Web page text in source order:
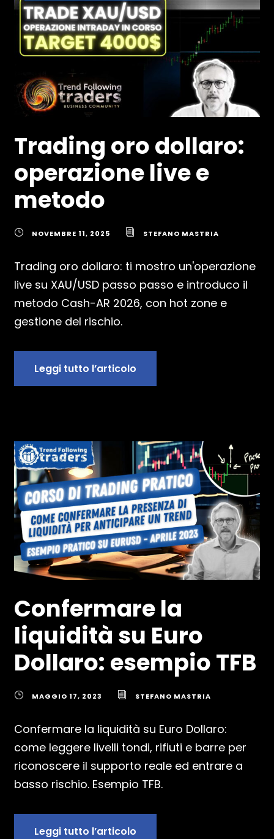
Trading oro dollaro:
operazione live e
metodo
NOVEMBRE 11, 2025 STEFANO MASTRIA
Trading oro dollaro: ti mostro un'operazione
live su XAU/USD passo passo e introduco il
metodo Cash-AR 2026, con hot zone e
gestione del rischio.
Leggi tutto l’articolo
Confermare la
liquidità su Euro
Dollaro: esempio TFB
MAGGIO 17, 2023 STEFANO MASTRIA
Confermare la liquidità su Euro Dollaro:
come leggere livelli tondi, rifiuti e barre per
riconoscere il supporto reale ed entrare a
basso rischio. Esempio TFB.
Leggi tutto l’articolo